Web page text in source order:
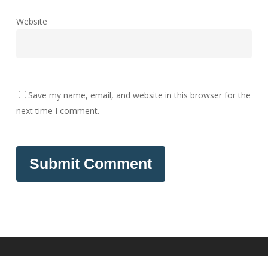
Website
Save my name, email, and website in this browser for the
next time I comment.